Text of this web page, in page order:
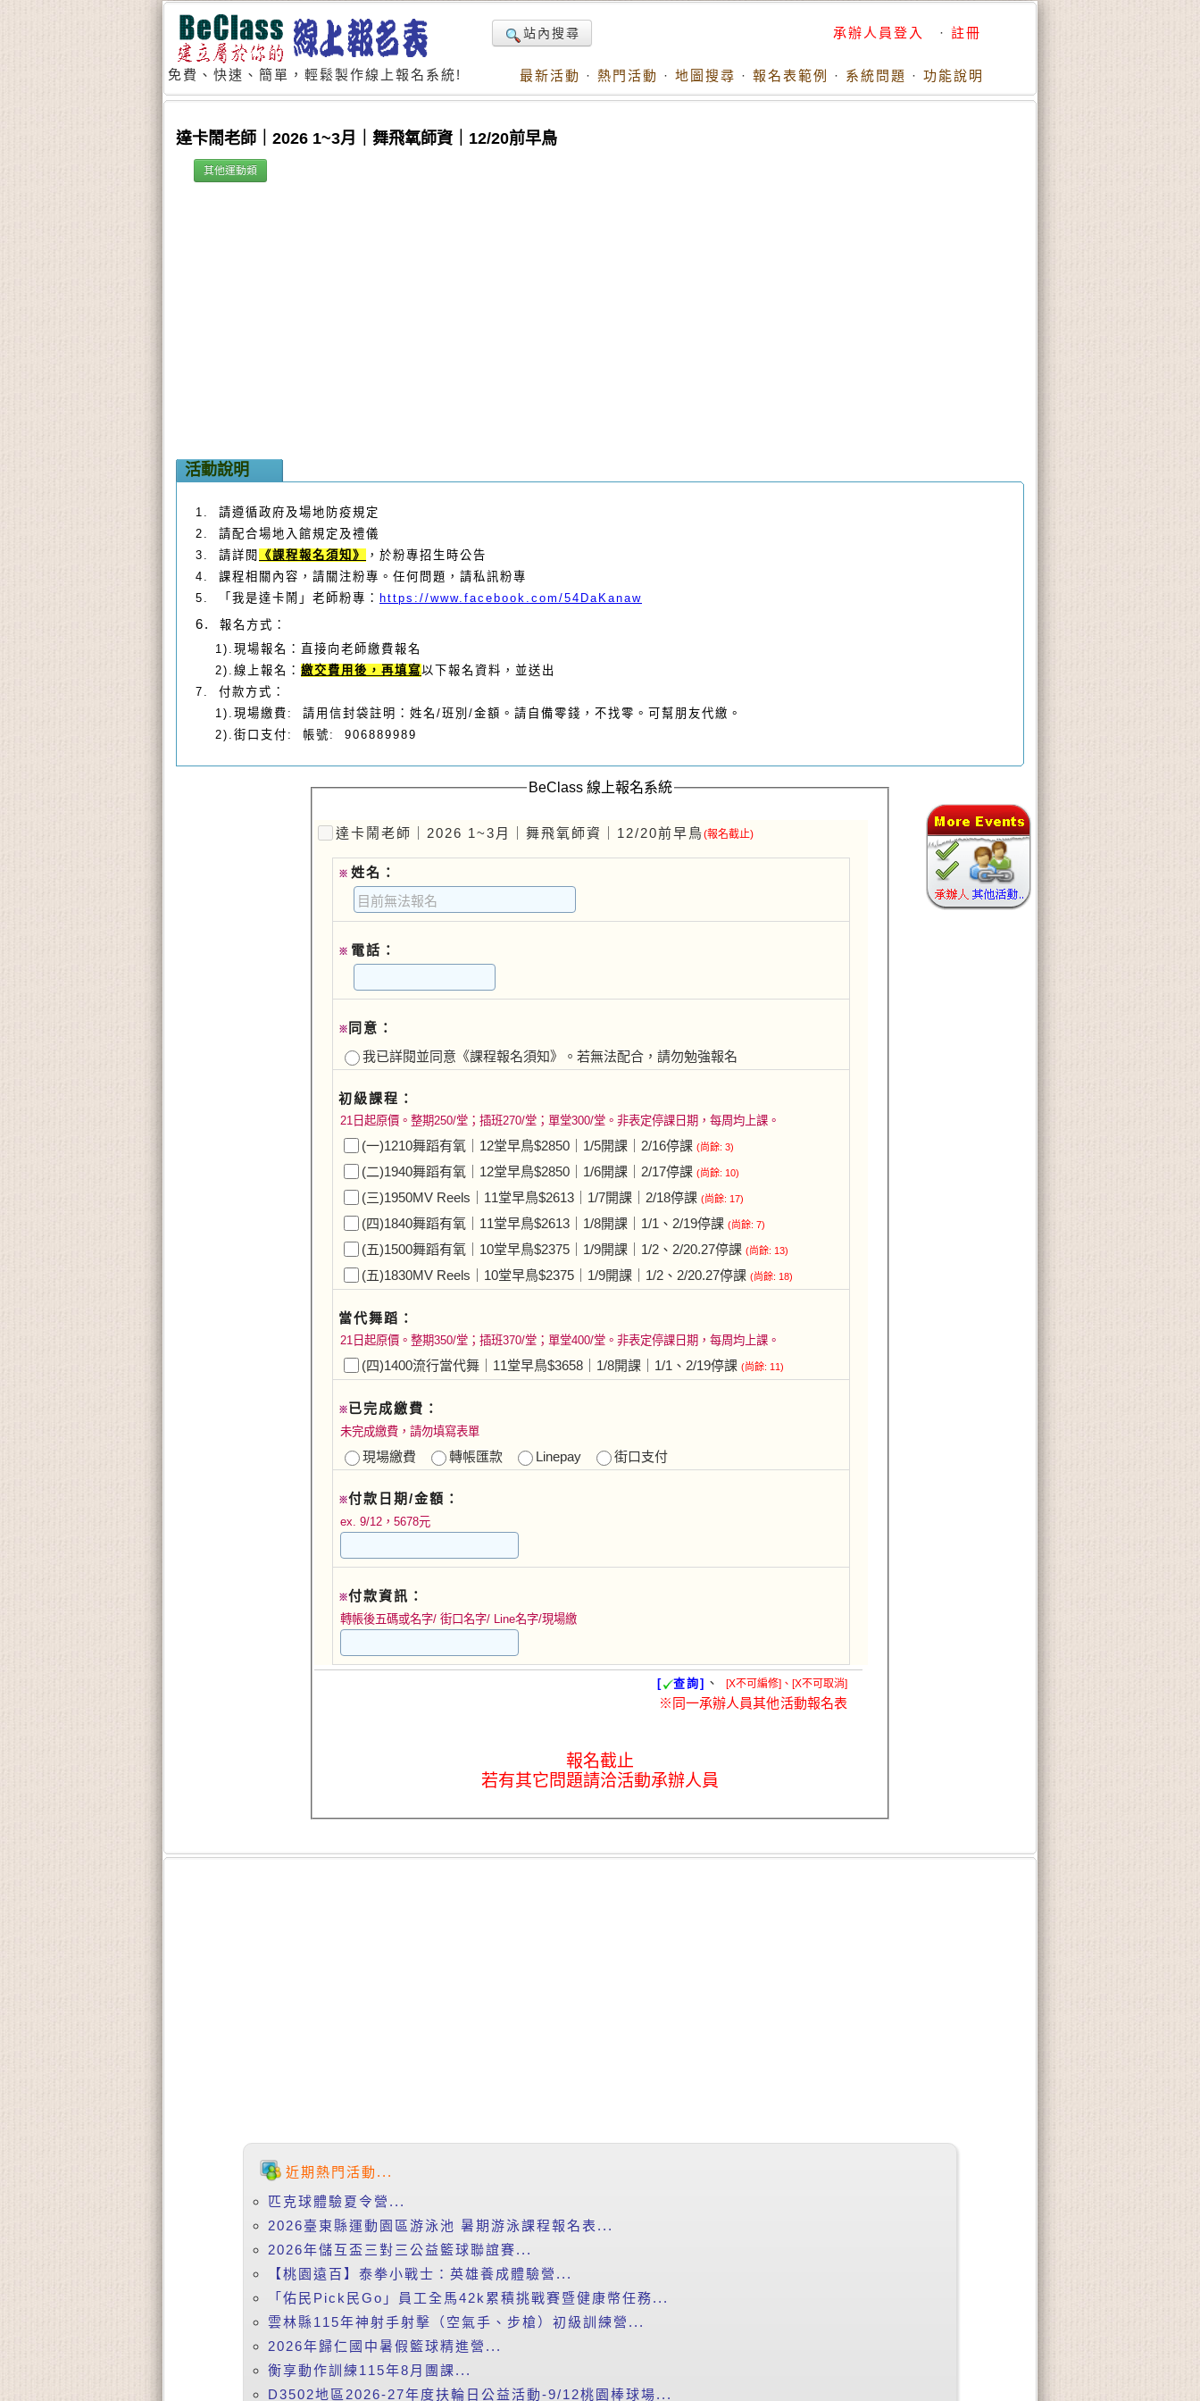
免費、快速、簡單，輕鬆製作線上報名系統!
站內搜尋 承辦人員登入 · 註冊
最新活動 · 熱門活動 · 地圖搜尋 · 報名表範例 · 系統問題 · 功能說明
達卡鬧老師｜2026 1~3月｜舞飛氧師資｜12/20前早鳥
其他運動類
活動說明
1. 請遵循政府及場地防疫規定
2. 請配合場地入館規定及禮儀
3. 請詳閱 《課程報名須知》
，於粉專招生時公告
4. 課程相關內容，請關注粉專。任何問題，請私訊粉專
5.
「我是達卡鬧」老師粉專： https://www.facebook.com/54DaKanaw
6. 報名方式：
1).現場報名：直接向老師繳費報名
2).線上報名： 繳交費用後，再填寫以下報名資料，並送出
7. 付款方式：
1). 現場繳費: 請用信封袋註明：姓名/班別/金額。請自備零錢，不找零。可幫朋友代繳。
2). 街口支付: 帳號: 906889989
BeClass 線上報名系統
達卡鬧老師｜2026 1~3月｜舞飛氧師資｜12/20前早鳥(報名截止)
※ 姓名：
※ 電話：
※ 同意：
我已詳閱並同意《課程報名須知》。若無法配合，請勿勉強報名
初級課程：
21日起原價。整期250/堂；插班270/堂；單堂300/堂。非表定停課日期，每周均上課。
(一)1210舞蹈有氧｜12堂早鳥$2850｜1/5開課｜2/16停課 (尚餘: 3)
(二)1940舞蹈有氧｜12堂早鳥$2850｜1/6開課｜2/17停課 (尚餘: 10)
(三)1950MV Reels｜11堂早鳥$2613｜1/7開課｜2/18停課 (尚餘: 17)
(四)1840舞蹈有氧｜11堂早鳥$2613｜1/8開課｜1/1、2/19停課 (尚餘: 7)
(五)1500舞蹈有氧｜10堂早鳥$2375｜1/9開課｜1/2、2/20.27停課 (尚餘: 13)
(五)1830MV Reels｜10堂早鳥$2375｜1/9開課｜1/2、2/20.27停課 (尚餘: 18)
當代舞蹈：
21日起原價。整期350/堂；插班370/堂；單堂400/堂。非表定停課日期，每周均上課。
(四)1400流行當代舞｜11堂早鳥$3658｜1/8開課｜1/1、2/19停課 (尚餘: 11)
※ 已完成繳費：
未完成繳費，請勿填寫表單
現場繳費 轉帳匯款 Linepay 街口支付
※付款日期/金額：
ex. 9/12，5678元
※付款資訊：
轉帳後五碼或名字/ 街口名字/ Line名字/現場繳
[ 查詢] 、 [X不可編修]、[X不可取消]
※同一承辦人員其他活動報名表
報名截止
若有其它問題請洽活動承辦人員
近期熱門活動...
匹克球體驗夏令營...
2026臺東縣運動園區游泳池 暑期游泳課程報名表...
2026年儲互盃三對三公益籃球聯誼賽...
【桃園遠百】泰拳小戰士：英雄養成體驗營...
「佑民Pick民Go」員工全馬42k累積挑戰賽暨健康幣任務...
雲林縣115年神射手射擊（空氣手、步槍）初級訓練營...
2026年歸仁國中暑假籃球精進營...
衡享動作訓練115年8月團課...
D3502地區2026-27年度扶輪日公益活動-9/12桃園棒球場...